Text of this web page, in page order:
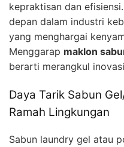
kepraktisan dan
depan dalam industri
yang menghargai
Menggarap maklon
berarti merangkul
Daya Tarik Sabun
Ramah Lingkungan
Sabun laundry gel atau